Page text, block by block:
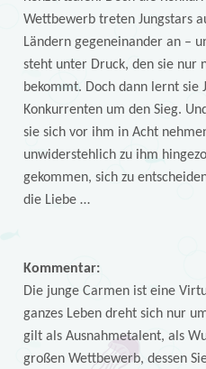
Wettbewerb treten Jungstars
Ländern gegeneinander an –
steht unter Druck, den sie nur
bekommt. Doch dann lernt sie
Konkurrenten um den Sieg.
sie sich vor ihm in Acht
unwiderstehlich zu ihm
gekommen, sich zu
die Liebe …
Kommentar:
Die junge Carmen ist eine
ganzes Leben dreht sich nur
gilt als Ausnahmetalent, als
großen Wettbewerb, dessen